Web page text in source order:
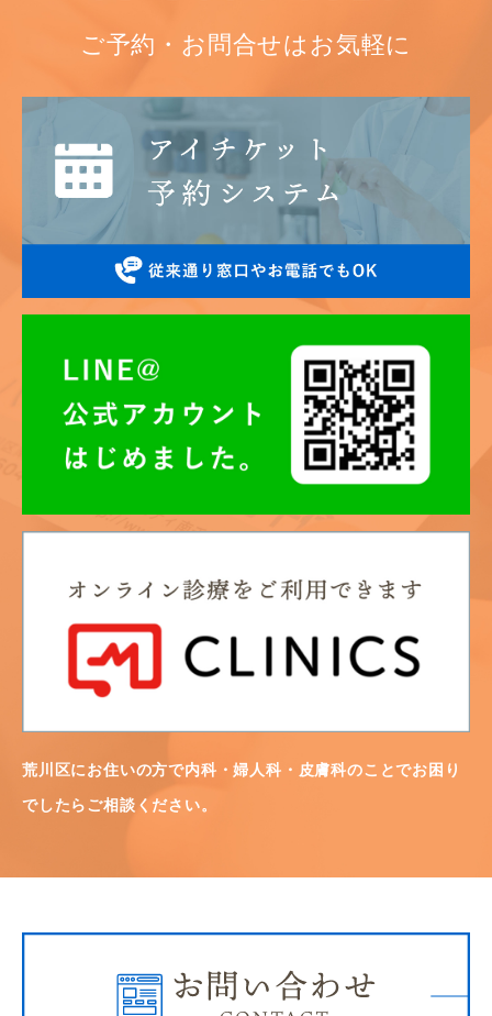
ご予約・お問合せはお気軽に
荒川区にお住いの方で内科・婦人科・皮膚科のことでお困り
でしたらご相談ください。